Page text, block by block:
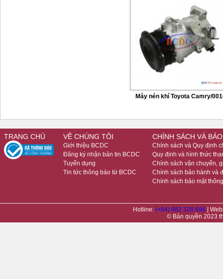
Máy nén khí Toyota Camry/
TRANG CHỦ VỀ CHÚNG TÔI
Giới thiệu BCDC
Đăng ký nhận bản tin BCDC
Tuyển dụng
Tin tức thông báo từ BCDC
CHÍNH SÁCH VÀ
Chính sách và Quy định
Quy định và hình thức
Chính sách vận chuyển,
Chính sách bảo hành và
Chính sách bảo mật
Hotline: (+84) 982 328 696
|
© Bản quyền 2023